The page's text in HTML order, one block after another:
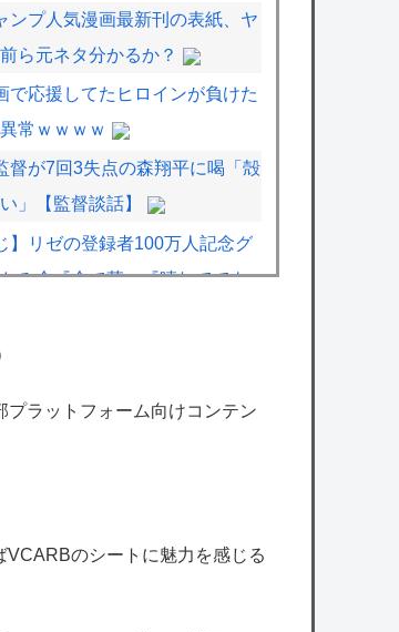
ンプ人気漫画最新刊の表紙、ヤ
ら元ネタ分かるか？
で応援してたヒロインが負けた
常ｗｗｗｗ
督が7回3失点の森翔平に喝「殻
」【監督談話】
】リゼの登録者100万人記念グ
み傘『傘で草』『晴れてても
】泉パッパが水着ミオしゃイラ
ラットフォーム向けコンテン
のシートに魅力を感じる